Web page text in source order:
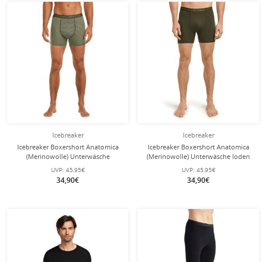
Icebreaker
Icebreaker Boxershort Anatomica
(Merinowolle) Unterwäsche
lichen/lodengrün Herren
UVP: 45,95€
34,90€
Icebreaker
Icebreaker Boxershort Anatomica
(Merinowolle) Unterwäsche loden
dunkelgrün Herren
UVP: 45,95€
34,90€